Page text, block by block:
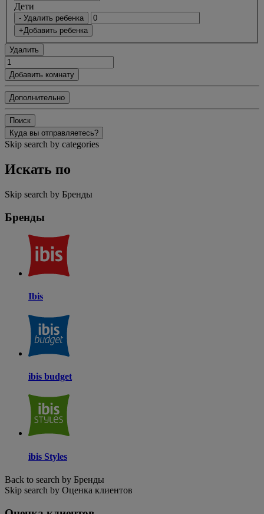
Дети
- Удалить ребенка
+Добавить ребенка
Удалить
Добавить комнату
Дополнительно
Поиск
Куда вы отправляетесь?
Skip search by categories
Искать по
Skip search by Бренды
Бренды
Ibis
ibis budget
ibis Styles
Back to search by Бренды
Skip search by Оценка клиентов